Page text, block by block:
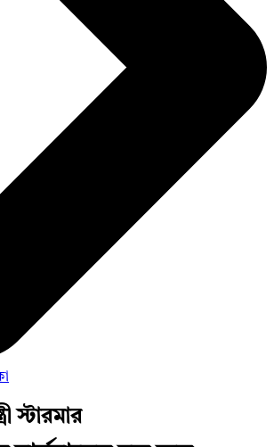
স্টারমার